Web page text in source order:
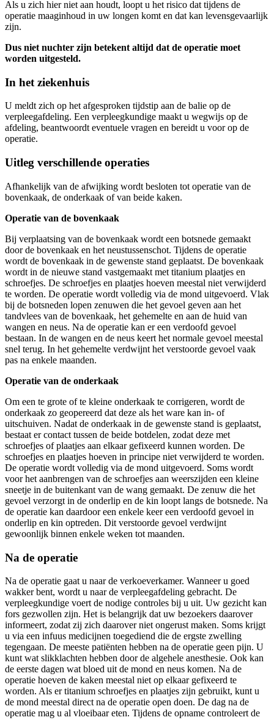
Als u zich hier niet aan houdt, loopt u het risico dat tijdens de
operatie maaginhoud in uw longen komt en dat kan levensgevaarlijk
zijn.
Dus niet nuchter zijn betekent altijd dat de operatie moet
worden uitgesteld.
In het ziekenhuis
U meldt zich op het afgesproken tijdstip aan de balie op de
verpleegafdeling. Een verpleegkundige maakt u wegwijs op de
afdeling, beantwoordt eventuele vragen en bereidt u voor op de
operatie.
Uitleg verschillende operaties
Afhankelijk van de afwijking wordt besloten tot operatie van de
bovenkaak, de onderkaak of van beide kaken.
Operatie van de bovenkaak
Bij verplaatsing van de bovenkaak wordt een botsnede gemaakt
door de bovenkaak en het neustussenschot. Tijdens de operatie
wordt de bovenkaak in de gewenste stand geplaatst. De bovenkaak
wordt in de nieuwe stand vastgemaakt met titanium plaatjes en
schroefjes. De schroefjes en plaatjes hoeven meestal niet verwijderd
te worden. De operatie wordt volledig via de mond uitgevoerd. Vlak
bij de botsneden lopen zenuwen die het gevoel geven aan het
tandvlees van de bovenkaak, het gehemelte en aan de huid van
wangen en neus. Na de operatie kan er een verdoofd gevoel
bestaan. In de wangen en de neus keert het normale gevoel meestal
snel terug. In het gehemelte verdwijnt het verstoorde gevoel vaak
pas na enkele maanden.
Operatie van de onderkaak
Om een te grote of te kleine onderkaak te corrigeren, wordt de
onderkaak zo geopereerd dat deze als het ware kan in- of
uitschuiven. Nadat de onderkaak in de gewenste stand is geplaatst,
bestaat er contact tussen de beide botdelen, zodat deze met
schroefjes of plaatjes aan elkaar gefixeerd kunnen worden. De
schroefjes en plaatjes hoeven in principe niet verwijderd te worden.
De operatie wordt volledig via de mond uitgevoerd. Soms wordt
voor het aanbrengen van de schroefjes aan weerszijden een kleine
sneetje in de buitenkant van de wang gemaakt. De zenuw die het
gevoel verzorgt in de onderlip en de kin loopt langs de botsnede. Na
de operatie kan daardoor een enkele keer een verdoofd gevoel in
onderlip en kin optreden. Dit verstoorde gevoel verdwijnt
gewoonlijk binnen enkele weken tot maanden.
Na de operatie
Na de operatie gaat u naar de verkoeverkamer. Wanneer u goed
wakker bent, wordt u naar de verpleegafdeling gebracht. De
verpleegkundige voert de nodige controles bij u uit. Uw gezicht kan
fors gezwollen zijn. Het is belangrijk dat uw bezoekers daarover
informeert, zodat zij zich daarover niet ongerust maken. Soms krijgt
u via een infuus medicijnen toegediend die de ergste zwelling
tegengaan. De meeste patiënten hebben na de operatie geen pijn. U
kunt wat slikklachten hebben door de algehele anesthesie. Ook kan
de eerste dagen wat bloed uit de mond en neus komen. Na de
operatie hoeven de kaken meestal niet op elkaar gefixeerd te
worden. Als er titanium schroefjes en plaatjes zijn gebruikt, kunt u
de mond meestal direct na de operatie open doen. De dag na de
operatie mag u al vloeibaar eten. Tijdens de opname controleert de